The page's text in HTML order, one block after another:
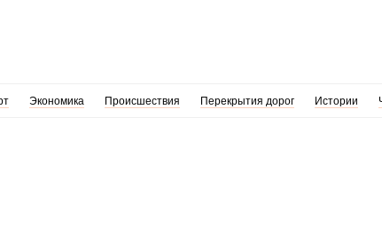
Экономика Происшествия Перекрытия дорог Истории